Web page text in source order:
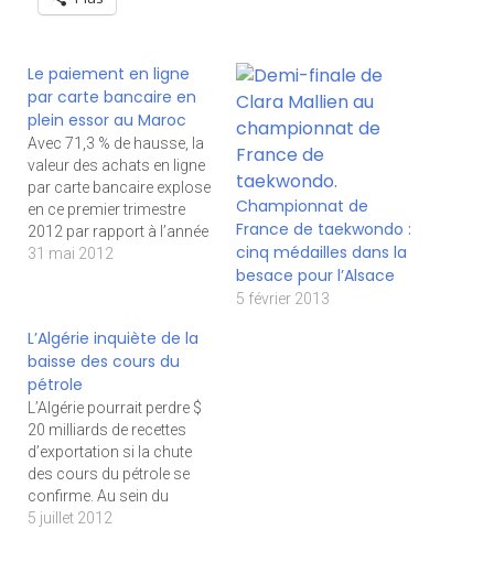
Le paiement en ligne
par carte bancaire en
plein essor au Maroc
Avec 71,3 % de hausse, la
valeur des achats en ligne
par carte bancaire explose
en ce premier trimestre
2012 par rapport à l’année
dernière. Les montants
94,5 millions de dirhams
(DH) en 2011, contre
DH 161,8 millions en 2012.
Le nombre…
31 mai 2012
Championnat de
France de taekwondo :
cinq médailles dans la
besace pour l’Alsace
5 février 2013
L’Algérie inquiète de la
baisse des cours du
pétrole
L’Algérie pourrait perdre $
20 milliards de recettes
d’exportation si la chute
des cours du pétrole se
confirme. Au sein du
gouvernement, la capacité
5 juillet 2012